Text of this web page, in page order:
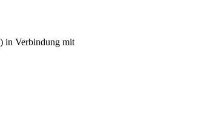
in Verbindung mit